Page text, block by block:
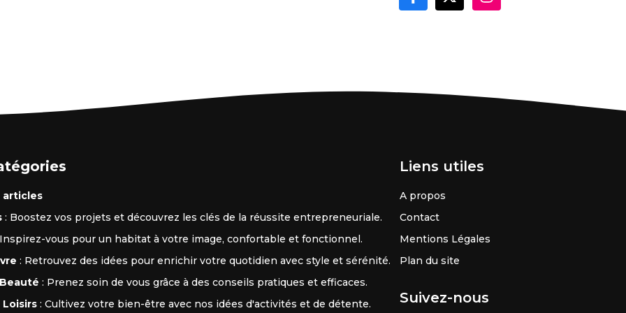
articles
: Boostez vos projets et découvrez les clés de la réussite entrepreneuriale.
vous pour un habitat à votre image, confortable et fonctionnel.
: Retrouvez des idées pour enrichir votre quotidien avec style et sérénité.
: Prenez soin de vous grâce à des conseils pratiques et efficaces.
Loisirs : Cultivez votre bien-être avec nos idées d'activités et de détente.
Liens utiles
A propos
Contact
Mentions Légales
Plan du site
Suivez-nous